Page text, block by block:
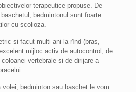
terapeutice propuse. De
bedmintonul sunt foarte
cu scolioza.
si facut multi ani la rînd (bras,
mijloc activ de autocontrol, de
vertebrale si de dirijare a
volei, bedminton sau baschet le vom